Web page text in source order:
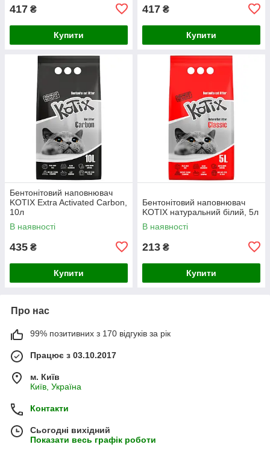
417 ₴
Купити
417 ₴
Купити
Бентонітовий наповнювач
KOTIX Extra Activated Carbon,
10л
В наявності
435 ₴
Купити
Бентонітовий наповнювач
KOTIX натуральний білий, 5л
В наявності
213 ₴
Купити
Про нас
99% позитивних з 170 відгуків за рік
Працює з 03.10.2017
м. Київ
Київ, Україна
Контакти
Сьогодні вихідний
Показати весь графік роботи